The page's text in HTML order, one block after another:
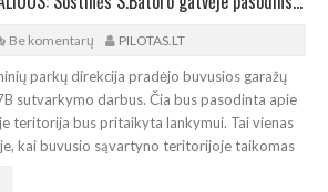
Be komentarų PILOTAS.LT
parkų direkcija pradėjo buvusios garažų
sutvarkymo darbus. Čia bus pasodinta apie
teritorija bus pritaikyta lankymui. Tai vienas
kai buvusio sąvartyno teritorijoje taikomas